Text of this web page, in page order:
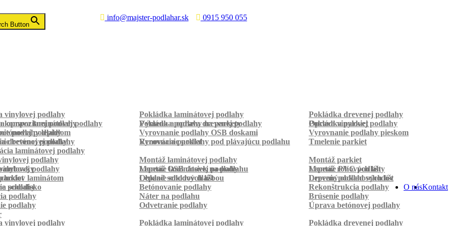
info@majster-podlahar.sk
0915 950 055
Button
vinylovej podlahy Pokládka laminátovej podlahy
Pokládka drevenej podlahy
kompozitnej podlahy Pokládka podlahy na parkety Pokládka parkiet
oprava laminátovej podlahy Výmena a oprava drevenej podlahy
Oprava vinylovej podlahy
podlahy
podlahy lepidlom Vyrovnanie podlahy OSB doskami
Vyrovnanie podlahy pieskom
betónovej podlahy Vyrovnanie podlahy pod plávajúcu podlahu
drevenej podlahy Renovácia parkiet
Tmelenie parkiet
laminátovej podlahy
podlahy Montáž laminátovej podlahy
Montáž parkiet
Montáž OSB dosiek na podlahu
Montáž rohových líšt
podlahy Lepenie laminátovej podlahy
Lepenie PVC podlahy
Lepenie soklových líšt Lepenie podlahových líšt
laminátom Obklad schodov dlažbou
Drevený obklad schodov
schodisko
podlahy Betónovanie podlahy
Rekonštrukcia podlahy
podlahy Náter na podlahu
Brúsenie podlahy
podlahy Odvetranie podlahy
Úprava betónovej podlahy
Kontakt
O nás
vinylovej podlahy Pokládka laminátovej podlahy
Pokládka drevenej podlahy